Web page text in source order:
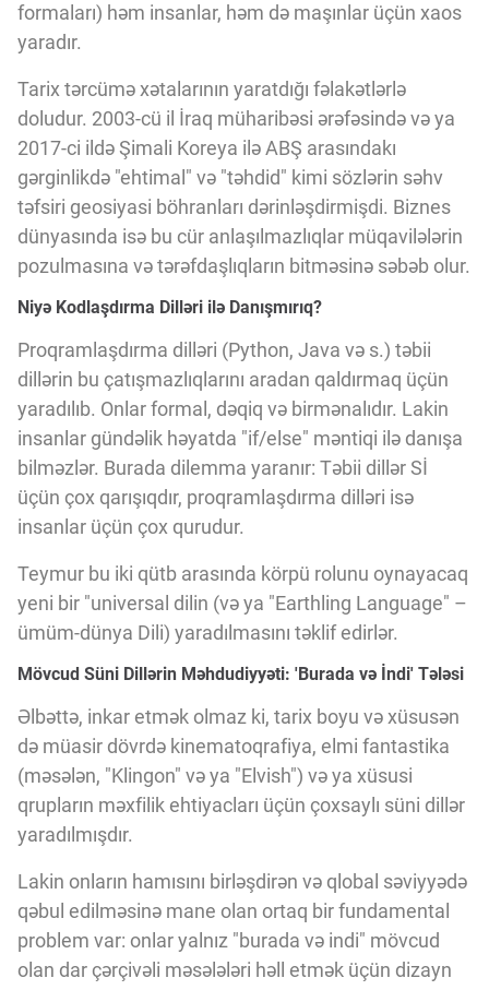
formaları) həm insanlar, həm də maşınlar üçün xaos
yaradır.
Tarix tərcümə xətalarının yaratdığı fəlakətlərlə
doludur. 2003-cü il İraq müharibəsi ərəfəsində və ya
2017-ci ildə Şimali Koreya ilə ABŞ arasındakı
gərginlikdə "ehtimal" və "təhdid" kimi sözlərin səhv
təfsiri geosiyasi böhranları dərinləşdirmişdi. Biznes
dünyasında isə bu cür anlaşılmazlıqlar müqavilələrin
pozulmasına və tərəfdaşlıqların bitməsinə səbəb olur.
Niyə Kodlaşdırma Dilləri ilə Danışmırıq?
Proqramlaşdırma dilləri (Python, Java və s.) təbii
dillərin bu çatışmazlıqlarını aradan qaldırmaq üçün
yaradılıb. Onlar formal, dəqiq və birmənalıdır. Lakin
insanlar gündəlik həyatda "if/else" məntiqi ilə danışa
bilməzlər. Burada dilemma yaranır: Təbii dillər Sİ
üçün çox qarışıqdır, proqramlaşdırma dilləri isə
insanlar üçün çox qurudur.
Teymur bu iki qütb arasında körpü rolunu oynayacaq
yeni bir "universal dilin (və ya "Earthling Language" –
ümüm-dünya Dili) yaradılmasını təklif edirlər.
Mövcud Süni Dillərin Məhdudiyyəti: 'Burada və İndi' Tələsi
Əlbəttə, inkar etmək olmaz ki, tarix boyu və xüsusən
də müasir dövrdə kinematoqrafiya, elmi fantastika
(məsələn, "Klingon" və ya "Elvish") və ya xüsusi
qrupların məxfilik ehtiyacları üçün çoxsaylı süni dillər
yaradılmışdır.
Lakin onların hamısını birləşdirən və qlobal səviyyədə
qəbul edilməsinə mane olan ortaq bir fundamental
problem var: onlar yalnız "burada və indi" mövcud
olan dar çərçivəli məsələləri həll etmək üçün dizayn